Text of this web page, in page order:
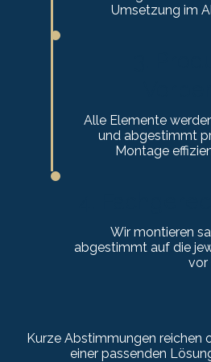
Umsetzung im
Alle Elemente
und abgestimmt
Montage
Wir montieren
abgestimmt auf die
vor
Kurze Abstimmungen reichen
einer passenden